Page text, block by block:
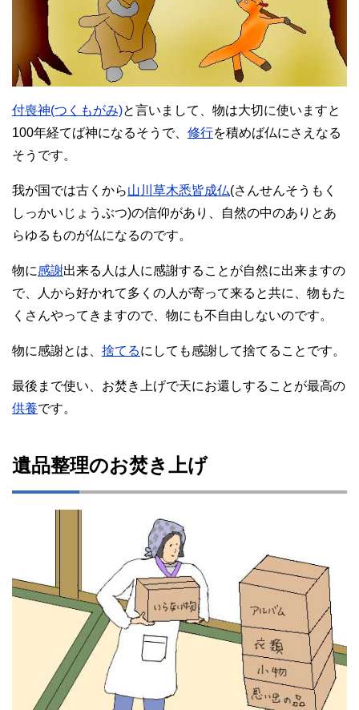
付喪神(つくもがみ)と言いまして、物は大切に使いますと
100年経てば神になるそうで、 修行を積めば仏にさえなる
そうです。
我が国では古くから山川草木悉皆成仏(さんせんそうもく
しっかいじょうぶつ)の信仰があり、自然の中のありとあ
らゆるものが仏になるのです。
物に感謝出来る人は人に感謝することが自然に出来ますの
で、人から好かれて多くの人が寄って来ると共に、物もた
くさんやってきますので、物にも不自由しないのです。
物に感謝とは、 捨てるにしても感謝して捨てることです。
最後まで使い、お焚き上げで天にお還しすることが最高の
供養です。
遺品整理のお焚き上げ